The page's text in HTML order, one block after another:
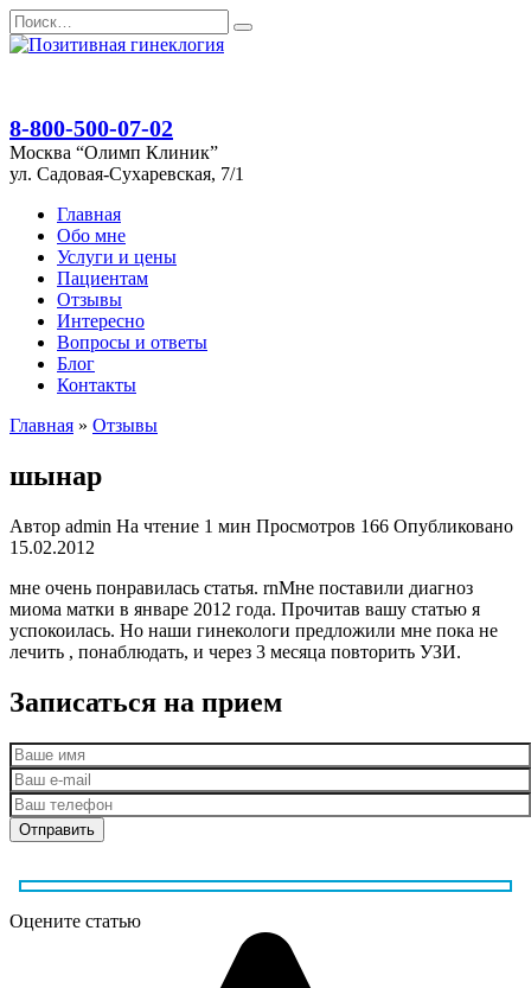
Перейти
к
Search
for:
8-800-500-07-02
Москва “Олимп Клиник”
ул. Садовая-Сухаревская, 7/1
Главная
Обо мне
Услуги и цены
Пациентам
Отзывы
Интересно
Вопросы и ответы
Блог
Контакты
Главная » Отзывы
шынар
Автор admin На чтение 1 мин Просмотров 166 Опубликовано
15.02.2012
мне очень понравилась статья. rnМне поставили диагноз
миома матки в январе 2012 года. Прочитав вашу статью я
успокоилась. Но наши гинекологи предложили мне пока не
лечить , понаблюдать, и через 3 месяца повторить УЗИ.
Записаться на прием
Оцените статью